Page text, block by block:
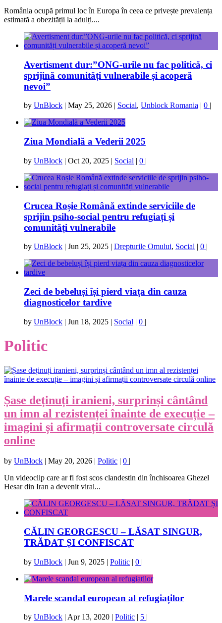
România ocupă primul loc în Europa în ceea ce privește prevalența
estimată a obezității la adulți....
Avertisment dur:”ONG-urile nu fac politică, ci
sprijină comunități vulnerabile și acoperă
nevoi”
by UnBlock May 25, 2026 Social, Unblock Romania 0
Ziua Mondială a Vederii 2025
by UnBlock | Oct 20, 2025 | Social | 0 |
Crucea Roșie Română extinde serviciile de
sprijin psiho-social pentru refugiați și
comunități vulnerabile
by UnBlock | Jun 25, 2025 | Drepturile Omului, Social | 0 |
Zeci de bebeluși își pierd viața din cauza
diagnosticelor tardive
by UnBlock | Jun 18, 2025 | Social | 0 |
Politic
Șase deținuți iranieni, surprinși cântând
un imn al rezistenței înainte de execuție –
imagini și afirmații controversate circulă
online
by UnBlock May 20, 2026 Politic 0
Un videoclip care ar fi fost scos clandestin din închisoarea Ghezel
Hesar din Iran a devenit viral...
CĂLIN GEORGESCU – LĂSAT SINGUR,
TRĂDAT ȘI CONFISCAT
by UnBlock | Jun 9, 2025 | Politic | 0 |
Marele scandal european al refugiaților
by UnBlock | Apr 13, 2020 | Politic | 5 |